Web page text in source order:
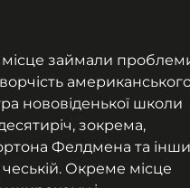
займали
нововіденької школи
зокрема,
Фелдмена та
Окреме місце